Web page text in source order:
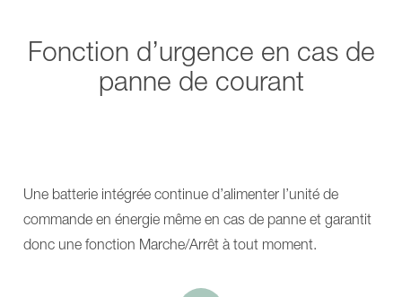
Fonction d’urgence en cas de
panne de courant
Une batterie intégrée continue d’alimenter l’unité de
commande en énergie même en cas de panne et garantit
donc une fonction Marche/Arrêt à tout moment.